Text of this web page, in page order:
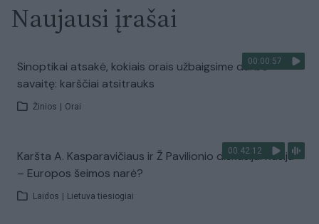
Naujausi įrašai
00:00:57
Sinoptikai atsakė, kokiais orais užbaigsime darbo
savaitę: karščiai atsitrauks
Žinios Orai
00:42:12
Karšta A. Kasparavičiaus ir Ž Pavilionio diskusija: Rusija
– Europos šeimos narė?
Laidos Lietuva tiesiogiai